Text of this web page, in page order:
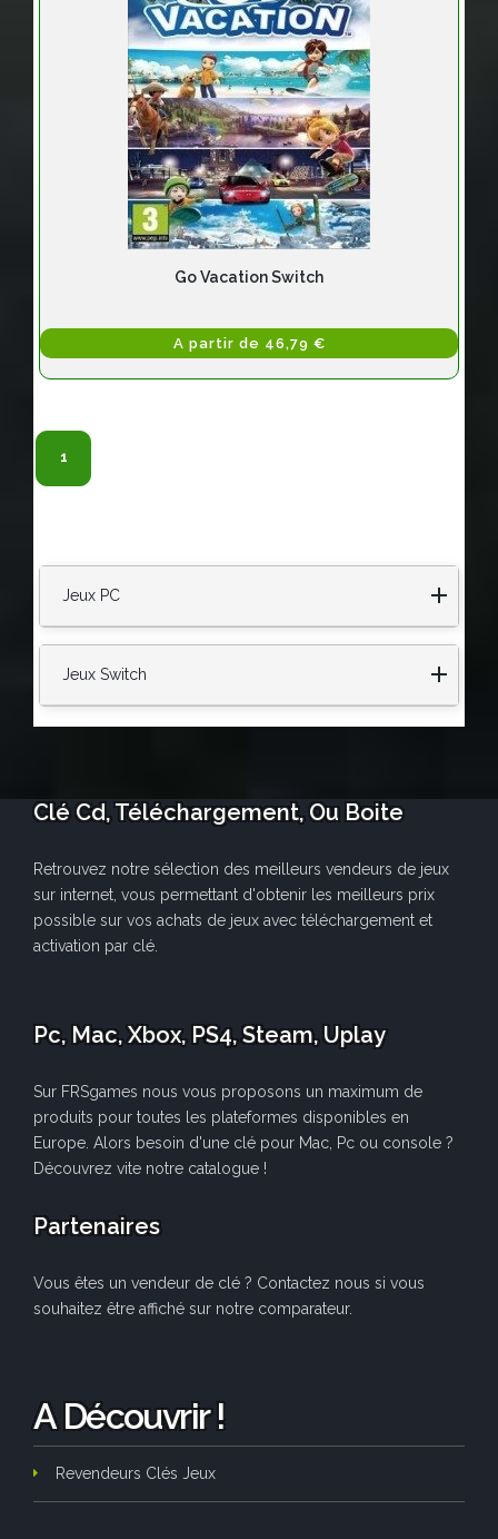
Go Vacation Switch
A partir de 46,79 €
1
Jeux PC
Jeux Switch
Clé Cd, Téléchargement, Ou Boite
Retrouvez notre sélection des meilleurs vendeurs de jeux
sur internet, vous permettant d'obtenir les meilleurs prix
possible sur vos achats de jeux avec téléchargement et
activation par clé.
Pc, Mac, Xbox, PS4, Steam, Uplay
Sur FRSgames nous vous proposons un maximum de
produits pour toutes les plateformes disponibles en
Europe. Alors besoin d'une clé pour Mac, Pc ou console ?
Découvrez vite notre catalogue !
Partenaires
Vous êtes un vendeur de clé ? Contactez nous si vous
souhaitez être affiché sur notre comparateur.
A Découvrir !
Revendeurs Clés Jeux